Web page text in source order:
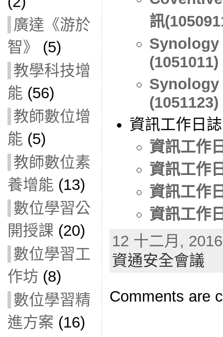
廣達《游於
智》
(5)
教學科技增
能 (56)
教師數位增
能 (5)
教師數位素
養增能 (13)
數位學習公
開授課 (20)
數位學習工
作坊 (8)
數位學習精
進方案 (16)
訊
Synology
(1051011)
Synology
(1051123)
資訊工作日
資訊工作
資訊工作
資訊工作
資訊工作
12 十二月,
資通安全會議
Comments are